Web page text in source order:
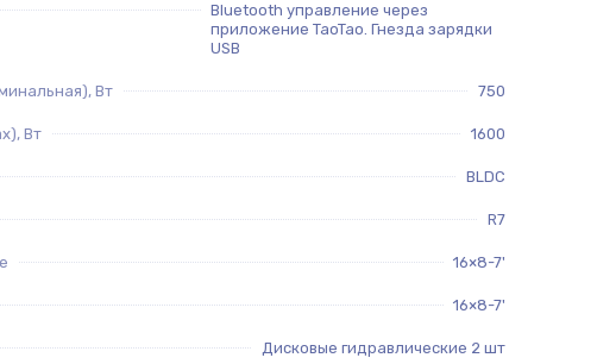
Bluetooth управление через
приложение TaoTao. Гнезда зарядки
USB
Вт 750
Вт 1600
BLDC
R7
16×8-7'
16×8-7'
Дисковые гидравлические 2 шт